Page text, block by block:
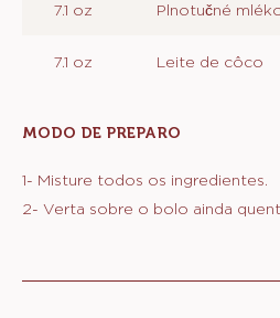
7.1 oz Plnotučné
7.1 oz Leite de côco
MODO DE PREPARO
1- Misture todos os ingredientes.
2- Verta sobre o bolo ainda